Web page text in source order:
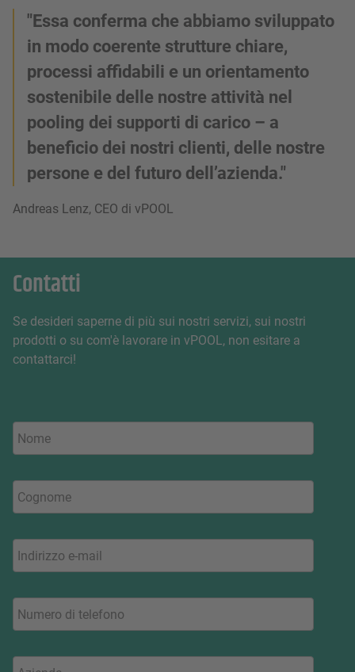
"Essa conferma che abbiamo sviluppato
in modo coerente strutture chiare,
processi affidabili e un orientamento
sostenibile delle nostre attività nel
pooling dei supporti di carico – a
beneficio dei nostri clienti, delle nostre
persone e del futuro dell’azienda."
Andreas Lenz, CEO di vPOOL
Contatti
Se desideri saperne di più sui nostri servizi, sui nostri
prodotti o su com'è lavorare in vPOOL, non esitare a
contattarci!